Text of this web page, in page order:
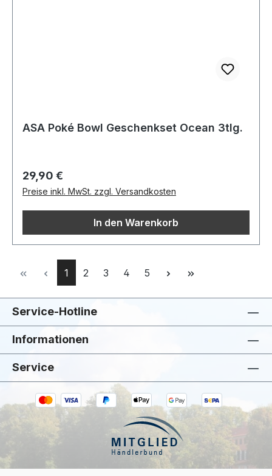
ASA Poké Bowl Geschenkset Ocean 3tlg.
Regulärer Preis:
29,90 €
Preise inkl. MwSt. zzgl. Versandkosten
In den Warenkorb
Seite
1 Seite
2 Seite
3 Seite
4 Seite
5
Service-Hotline
Informationen
Service